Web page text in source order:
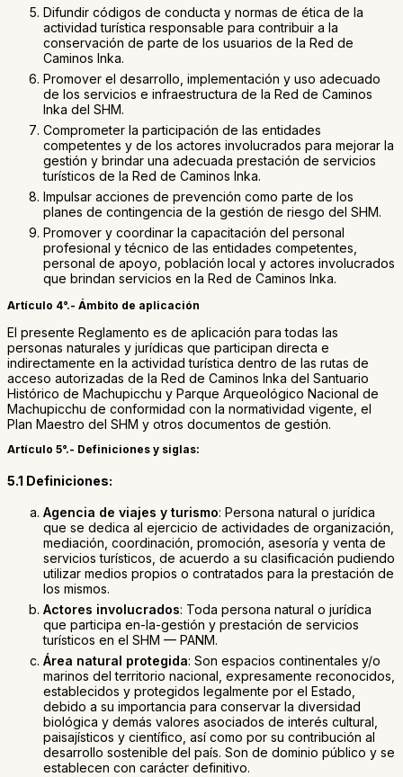
Difundir códigos de conducta y normas de ética de la
actividad turística responsable para contribuir a la
conservación de parte de los usuarios de la Red de
Caminos Inka.
Promover el desarrollo, implementación y uso adecuado
de los servicios e infraestructura de la Red de Caminos
Inka del SHM.
Comprometer la participación de las entidades
competentes y de los actores involucrados para mejorar la
gestión y brindar una adecuada prestación de servicios
turísticos de la Red de Caminos Inka.
Impulsar acciones de prevención como parte de los
planes de contingencia de la gestión de riesgo del SHM.
Promover y coordinar la capacitación del personal
profesional y técnico de las entidades competentes,
personal de apoyo, población local y actores involucrados
que brindan servicios en la Red de Caminos Inka.
Artículo 4°.- Ámbito de aplicación
El presente Reglamento es de aplicación para todas las
personas naturales y jurídicas que participan directa e
indirectamente en la actividad turística dentro de las rutas de
acceso autorizadas de la Red de Caminos Inka del Santuario
Histórico de Machupicchu y Parque Arqueológico Nacional de
Machupicchu de conformidad con la normatividad vigente, el
Plan Maestro del SHM y otros documentos de gestión.
Artículo 5°.- Definiciones y siglas:
5.1 Definiciones:
Agencia de viajes y turismo: Persona natural o jurídica
que se dedica al ejercicio de actividades de organización,
mediación, coordinación, promoción, asesoría y venta de
servicios turísticos, de acuerdo a su clasificación pudiendo
utilizar medios propios o contratados para la prestación de
los mismos.
Actores involucrados: Toda persona natural o jurídica
que participa en-la-gestión y prestación de servicios
turísticos en el SHM — PANM.
Área natural protegida: Son espacios continentales y/o
marinos del territorio nacional, expresamente reconocidos,
establecidos y protegidos legalmente por el Estado,
debido a su importancia para conservar la diversidad
biológica y demás valores asociados de interés cultural,
paisajísticos y científico, así como por su contribución al
desarrollo sostenible del país. Son de dominio público y se
establecen con carácter definitivo.